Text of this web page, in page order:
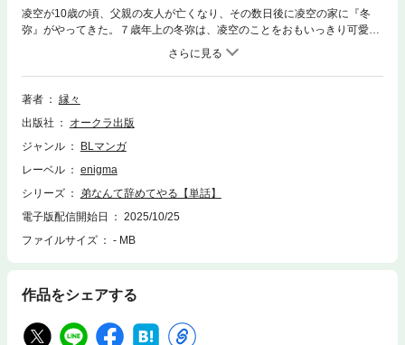
凌空が10歳の頃、父親の友人が亡くなり、その数日後に凌空の家に『冬
弥』がやってきた。７歳年上の冬弥は、凌空のことをおもいっきり可愛が
ってくれたが、それは同時に凌空の初恋で……!?【本作はWEB雑誌「enig
ma」に収録されています。重複購入にご注意ください。】
著者
縁々
出版社
オークラ出版
ジャンル
BLマンガ
レーベル
enigma
シリーズ
弟なんて辞めてやる【単話】
電子版配信開始日
2025/10/25
ファイルサイズ
- MB
作品をシェアする